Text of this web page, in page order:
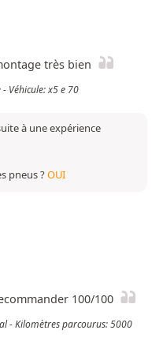
très bien
Véhicule: x5 e 70
à une expérience
pneus ?OUI
100/100
- Kilomètres parcourus: 5000